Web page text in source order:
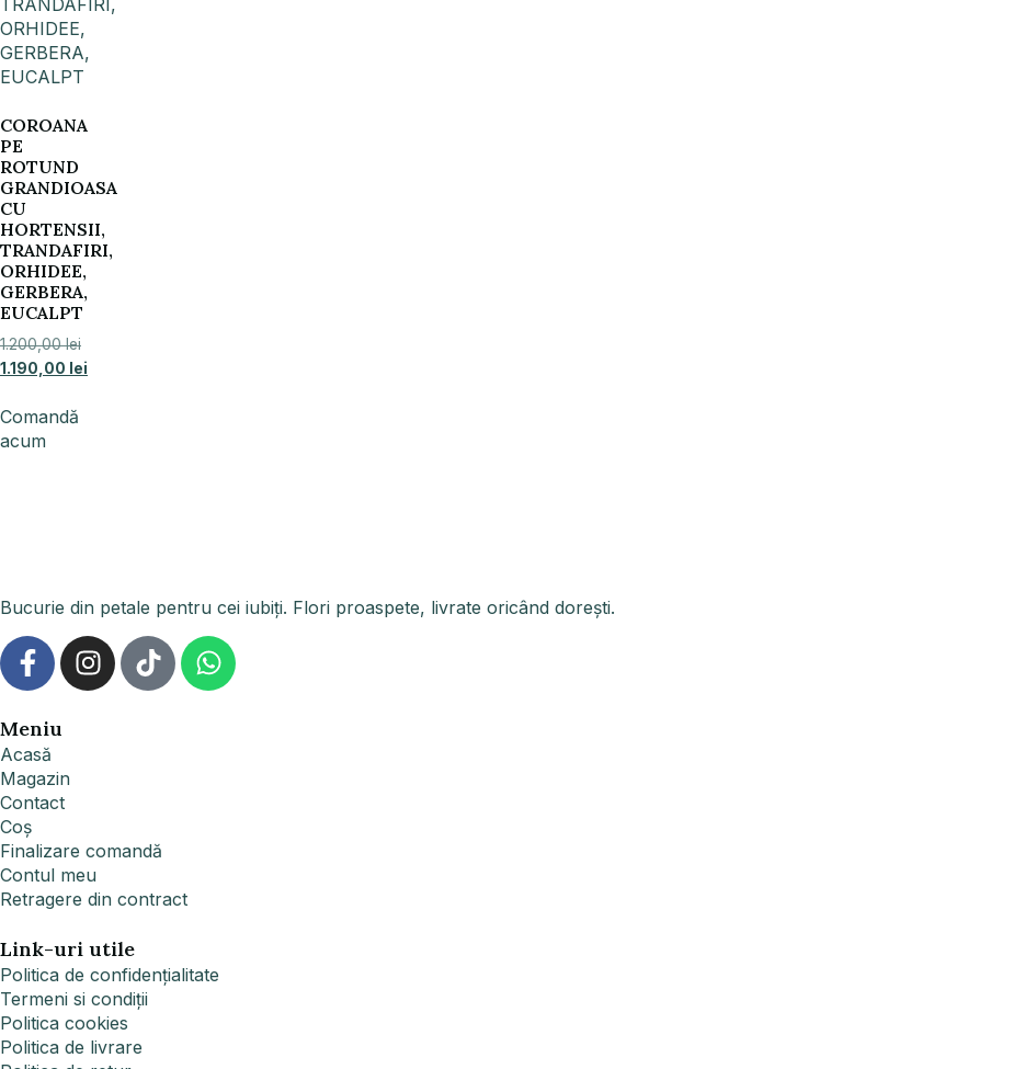
COROANA
PE
ROTUND
GRANDIOASA
CU
HORTENSII,
TRANDAFIRI,
ORHIDEE,
GERBERA,
EUCALPT
1.200,00lei
1.190,00 lei
Comandă
acum
Bucurie din petale pentru cei iubiți. Flori proaspete, livrate oricând dorești.
Meniu
Acasă
Magazin
Contact
Coș
Finalizare comandă
Contul meu
Retragere din contract
Link-uri utile
Politica de confidențialitate
Termeni si condiții
Politica cookies
Politica de livrare